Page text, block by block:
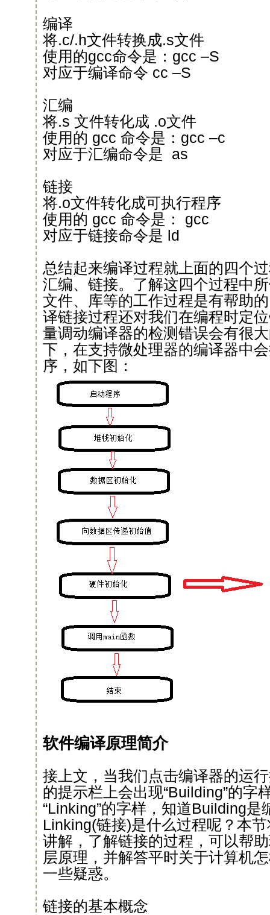
编译
将.c/.h文件转换成.s文件
使用的gcc命令是：gcc –S
对应于编译命令 cc –S
汇编
将.s 文件转化成 .o文件
使用的 gcc 命令是：gcc –c
对应于汇编命令是 as
链接
将.o文件转化成可执行程序
使用的 gcc 命令是： gcc
对应于链接命令是 ld
总结起来编译过程就上面的四个
汇编、链接。了解这四个过程中
文件、库等的工作过程是有帮助
译链接过程还对我们在编程时定
量调动编译器的检测错误会有很
下，在支持微处理器的编译器中
序，如下图：
软件编译原理简介
接上文，当我们点击编译器的运
的提示栏上会出现“Building”的字
“Linking”的字样，知道Building是
Linking(链接)是什么过程呢？本
讲解，了解链接的过程，可以帮
层原理，并解答平时关于计算机
一些疑惑。
链接的基本概念